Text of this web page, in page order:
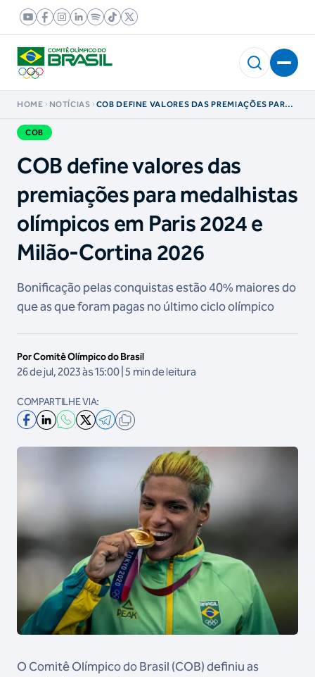
HOME NOTÍCIAS
COB DEFINE VALORES DAS PREMIAÇÕES PARA
COB
COB define valores das
premiações para medalhistas
olímpicos em Paris 2024 e
Milão-Cortina 2026
Bonificação pelas conquistas estão 40% maiores do
que as que foram pagas no último ciclo olímpico
Por Comitê Olímpico do Brasil
26 de jul, 2023 às 15:00 | 5 min de leitura
COMPARTILHE VIA:
O Comitê Olímpico do Brasil (COB) definiu as